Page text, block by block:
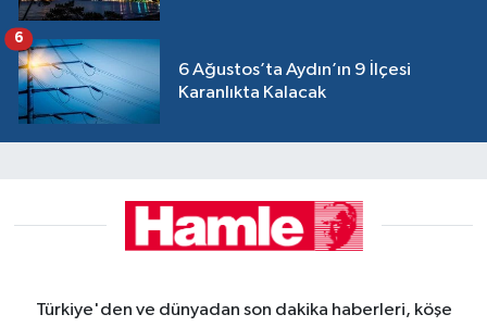
6 Ağustos’ta Aydın’ın 9 İlçesi
Karanlıkta Kalacak
6
Türkiye'den ve dünyadan son dakika haberleri, köşe